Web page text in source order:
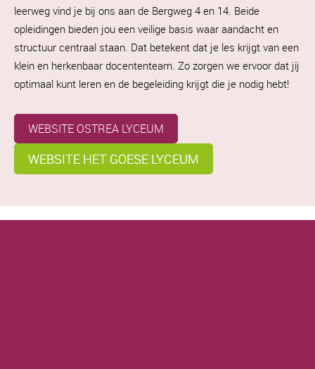
leerweg vind je bij ons aan de Bergweg 4 en 14. Beide
opleidingen bieden jou een veilige basis waar aandacht en
structuur centraal staan. Dat betekent dat je les krijgt van een
klein en herkenbaar docententeam. Zo zorgen we ervoor dat jij
optimaal kunt leren en de begeleiding krijgt die je nodig hebt!
WEBSITE OSTREA LYCEUM
WEBSITE HET GOESE LYCEUM